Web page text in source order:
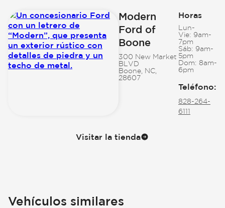
Modern
Ford of
Boone
300 New Market
BLVD
Boone, NC,
28607
Horas
Lun-
Vie: 9am-
7pm
Sáb: 9am-
5pm
Dom: 8am-
6pm
Teléfono:
828-264-
6111
Visitar la tienda
Vehículos similares